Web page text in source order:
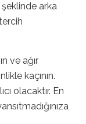
arka
ve ağır
kaçının.
olacaktır. En